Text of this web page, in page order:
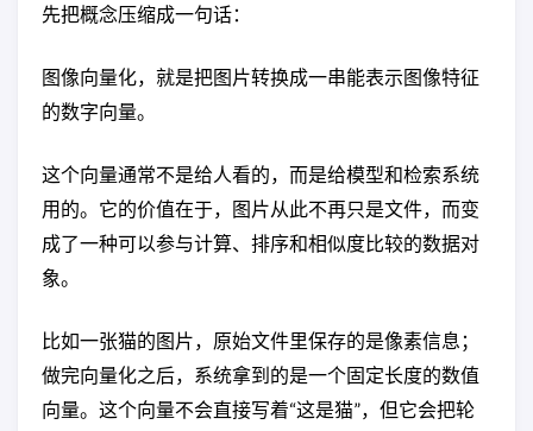
先把概念压缩成一句话：
图像向量化，就是把图片转换成一串能表示图像特征
的数字向量。
这个向量通常不是给人看的，而是给模型和检索系统
用的。它的价值在于，图片从此不再只是文件，而变
成了一种可以参与计算、排序和相似度比较的数据对
象。
比如一张猫的图片，原始文件里保存的是像素信息；
做完向量化之后，系统拿到的是一个固定长度的数值
向量。这个向量不会直接写着“这是猫”，但它会把轮